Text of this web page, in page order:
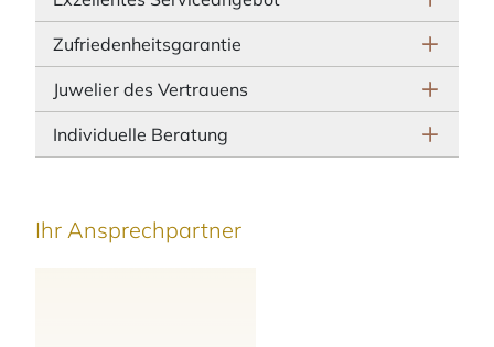
Ihr Ansprechpartner
Zufriedenheitsgarantie
Juwelier des Vertrauens
Individuelle Beratung